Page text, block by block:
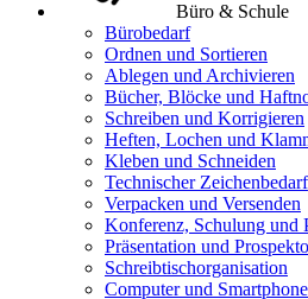
Büro & Schule
Bürobedarf
Ordnen und Sortieren
Ablegen und Archivieren
Bücher, Blöcke und
Schreiben und Korrigieren
Heften, Lochen und
Kleben und Schneiden
Technischer Zeichenbedarf
Verpacken und Versenden
Konferenz, Schulung und
Präsentation und
Schreibtischorganisation
Computer und